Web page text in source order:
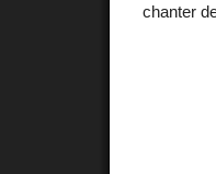
chanter